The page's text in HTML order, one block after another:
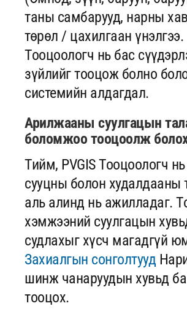
таны самбарууд, нарны
төрөл / цахилгаан үнэлгээ.
Тооцоологч нь бас
зүйлийг тооцож болно
системийн алдагдал.
Арилжааны суулгацын
боломжоо тооцоолж
Тийм, PVGIS Тооцоологч
сууцны болон худалдааны
аль алинд нь ажилладаг.
хэмжээний суулгацын
судлахыг хүсч магадгүй
Захиалгын сонголтууд
шинж чанаруудын хувьд
тооцох.